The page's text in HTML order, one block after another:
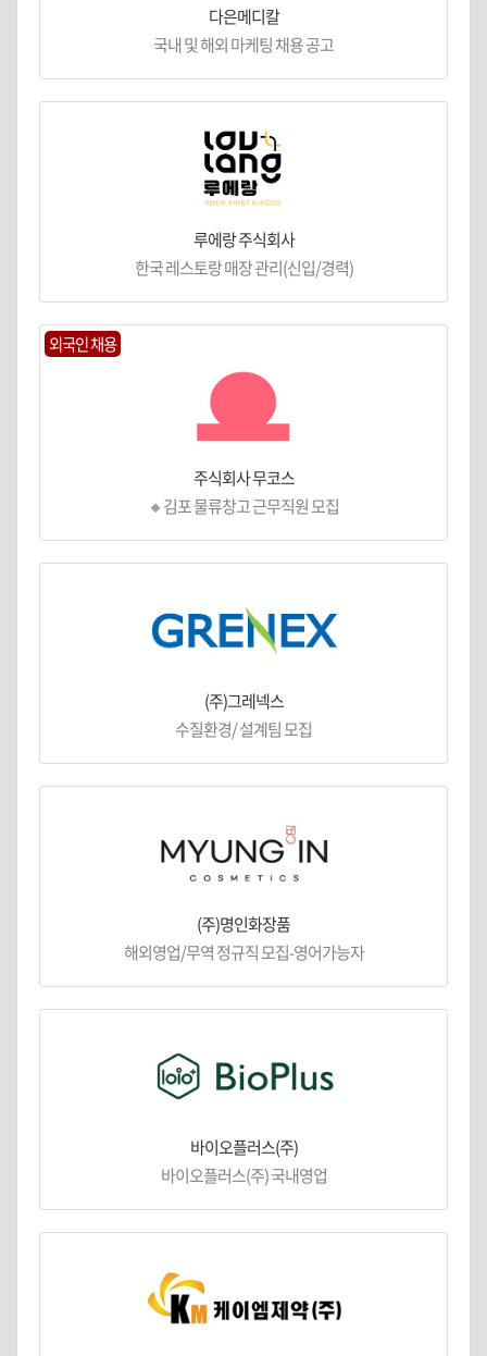
다은메디칼
국내 및 해외 마케팅 채용 공고
루에랑 주식회사
한국 레스토랑 매장 관리(신입/경력)
외국인 채용
주식회사 무코스
🔸김포 물류창고 근무직원 모집
(주)그레넥스
수질환경/ 설계팀 모집
(주)명인화장품
해외영업/무역 정규직 모집-영어가능자
바이오플러스(주)
바이오플러스(주) 국내영업